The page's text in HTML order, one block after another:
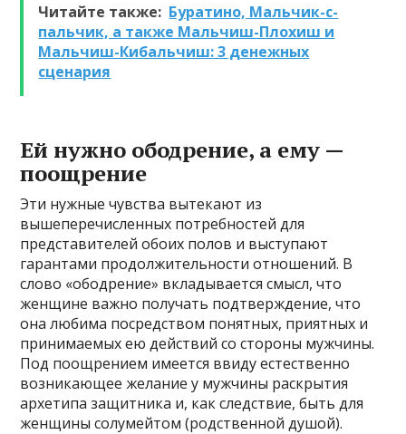
Читайте также: Буратино, Мальчик-с-
пальчик, а также Мальчиш-Плохиш и
Мальчиш-Кибальчиш: 3 денежных
сценария
Ей нужно ободрение, а ему —
поощрение
Эти нужные чувства вытекают из
вышеперечисленных потребностей для
представителей обоих полов и выступают
гарантами продолжительности отношений. В
слово «ободрение» вкладывается смысл, что
женщине важно получать подтверждение, что
она любима посредством понятных, приятных и
принимаемых ею действий со стороны мужчины.
Под поощрением имеется ввиду естественно
возникающее желание у мужчины раскрытия
архетипа защитника и, как следствие, быть для
женщины солумейтом (родственной душой).